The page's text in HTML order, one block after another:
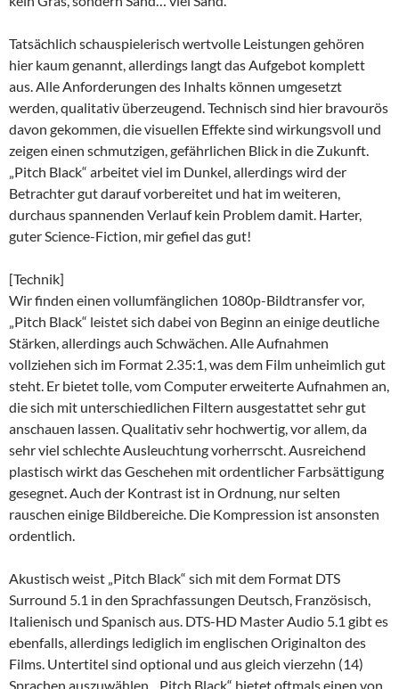
Tatsächlich schauspielerisch wertvolle Leistungen gehören
hier kaum genannt, allerdings langt das Aufgebot komplett
aus. Alle Anforderungen des Inhalts können umgesetzt
werden, qualitativ überzeugend. Technisch sind hier bravourös
davon gekommen, die visuellen Effekte sind wirkungsvoll und
zeigen einen schmutzigen, gefährlichen Blick in die Zukunft.
„Pitch Black“ arbeitet viel im Dunkel, allerdings wird der
Betrachter gut darauf vorbereitet und hat im weiteren,
durchaus spannenden Verlauf kein Problem damit. Harter,
guter Science-Fiction, mir gefiel das gut!
[Technik]
Wir finden einen vollumfänglichen 1080p-Bildtransfer vor,
„Pitch Black“ leistet sich dabei von Beginn an einige deutliche
Stärken, allerdings auch Schwächen. Alle Aufnahmen
vollziehen sich im Format 2.35:1, was dem Film unheimlich gut
steht. Er bietet tolle, vom Computer erweiterte Aufnahmen an,
die sich mit unterschiedlichen Filtern ausgestattet sehr gut
anschauen lassen. Qualitativ sehr hochwertig, vor allem, da
sehr viel schlechte Ausleuchtung vorherrscht. Ausreichend
plastisch wirkt das Geschehen mit ordentlicher Farbsättigung
gesegnet. Auch der Kontrast ist in Ordnung, nur selten
rauschen einige Bildbereiche. Die Kompression ist ansonsten
ordentlich.
Akustisch weist „Pitch Black“ sich mit dem Format DTS
Surround 5.1 in den Sprachfassungen Deutsch, Französisch,
Italienisch und Spanisch aus. DTS-HD Master Audio 5.1 gibt es
ebenfalls, allerdings lediglich im englischen Originalton des
Films. Untertitel sind optional und aus gleich vierzehn (14)
Sprachen auszuwählen. „Pitch Black“ bietet oftmals einen von